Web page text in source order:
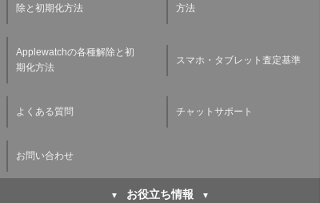
除と初期化方法
方法
Applewatchの各種解除と初
期化方法
スマホ・タブレット査定基準
よくある質問 チャットサポート
お問い合わせ
お役立ち情報